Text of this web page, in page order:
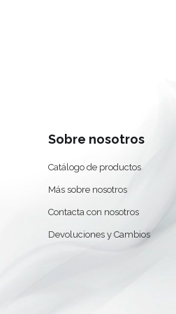
Sobre nosotros
Catálogo de productos
Más sobre nosotros
Contacta con nosotros
Devoluciones y Cambios